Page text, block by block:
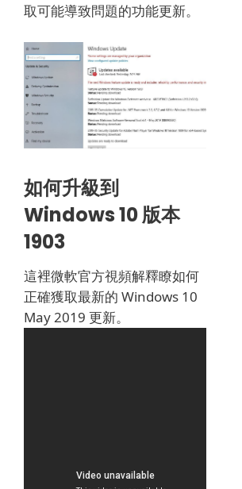
取可能導致問題的功能更新。
如何升級到
Windows 10 版本
1903
這裡微軟官方視頻解釋瞭如何
正確獲取最新的 Windows 10
May 2019 更新。